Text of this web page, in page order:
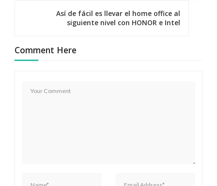
c
Así de fácil es llevar el home office al
siguiente nivel con HONOR e Intel
Comment Here